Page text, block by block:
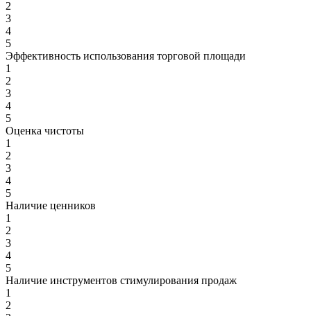
2
3
4
5
Эффективность использования торговой площади
1
2
3
4
5
Оценка чистоты
1
2
3
4
5
Наличие ценников
1
2
3
4
5
Наличие инструментов стимулирования продаж
1
2